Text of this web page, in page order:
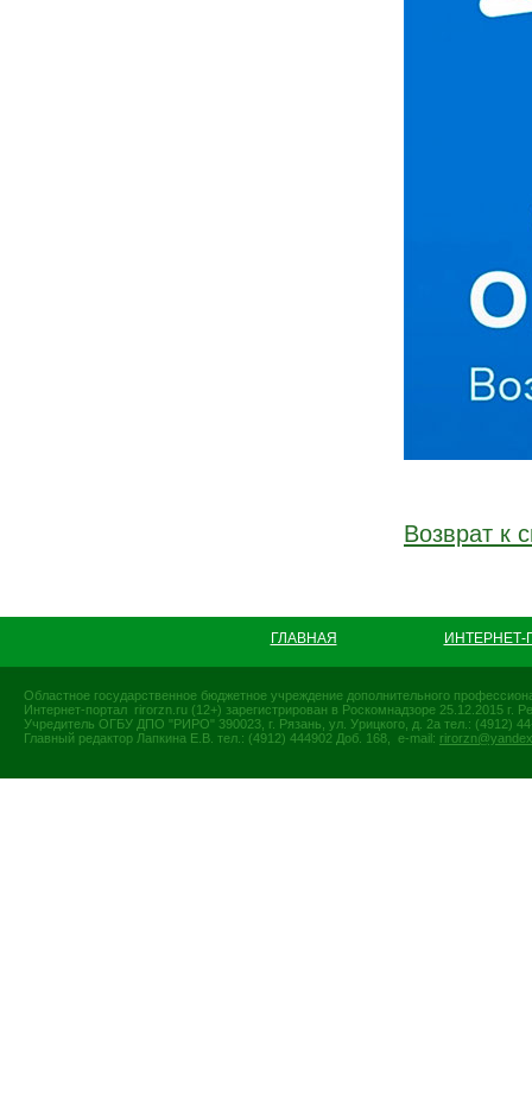
Возврат к
ГЛАВНАЯ
Областное государственное бюджетное учреждение дополнительного
Интернет-портал rirorzn.ru (12+) зарегистрирован в Роскомнадзоре 25.12.2015
Учредитель ОГБУ ДПО "РИРО" 390023, г. Рязань, ул. Урицкого, д. 2а тел.: (4912)
Главный редактор Лапкина Е.В. тел.: (4912) 444902 Доб. 168, e-mail: